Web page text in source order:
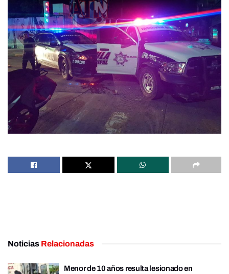
Noticias Relacionadas
Menor de 10 años resulta lesionado en